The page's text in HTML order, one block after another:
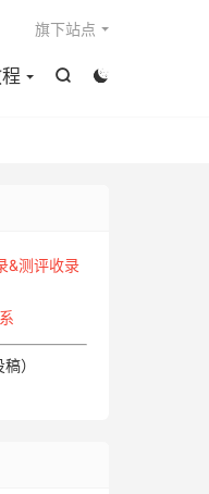


旗下站点
&测评收录
）